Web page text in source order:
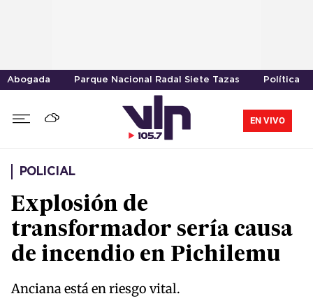
Abogada Parque Nacional Radal Siete Tazas Política
EN VIVO
POLICIAL
Explosión de
transformador sería causa
de incendio en Pichilemu
Anciana está en riesgo vital.